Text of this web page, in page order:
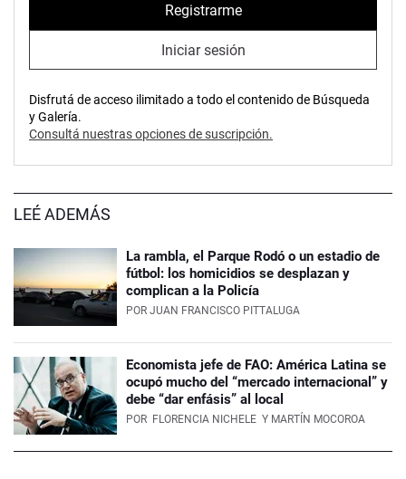
Registrarme
Iniciar sesión
Disfrutá de acceso ilimitado a todo el contenido de Búsqueda
y Galería.
Consultá nuestras opciones de suscripción.
LEÉ ADEMÁS
La rambla, el Parque Rodó o un estadio de
fútbol: los homicidios se desplazan y
complican a la Policía
POR JUAN FRANCISCO PITTALUGA
Economista jefe de FAO: América Latina se
ocupó mucho del “mercado internacional” y
debe “dar enfásis” al local
POR FLORENCIA NICHELE Y MARTÍN MOCOROA